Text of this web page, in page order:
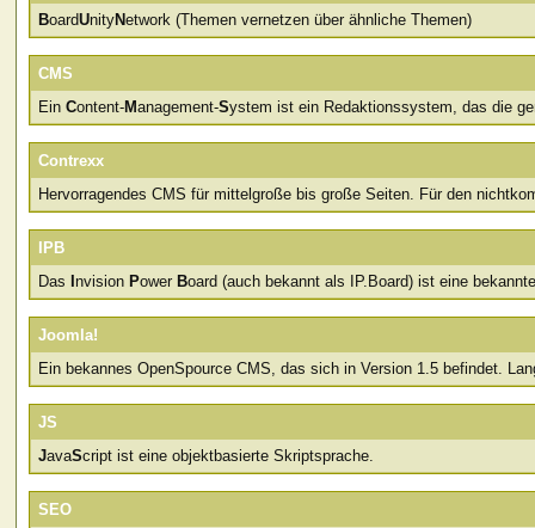
BoardUnityNetwork (Themen vernetzen über ähnliche Themen)
CMS
Ein Content-Management-System ist ein Redaktionssystem, das die
Contrexx
Hervorragendes CMS für mittelgroße bis große Seiten. Für den
IPB
Das nvision Power Board (auch bekannt als IP.Board) ist eine
Joomla!
Ein bekannes OpenSpource CMS, das sich in Version 1.5 befindet.
JS
JavaScript ist eine objektbasierte Skriptsprache.
SEO